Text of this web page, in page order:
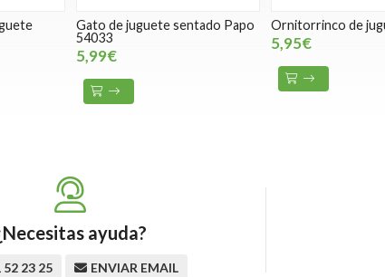
Gato de juguete sentado Papo
54033
5,99€
Ornitorrinco de
5,95€
ayuda?
52 23 25 ENVIAR EMAIL